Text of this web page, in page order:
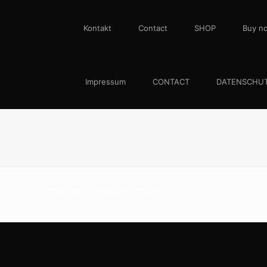
Kontakt Contact SHOP Buy
Impressum CONTACT